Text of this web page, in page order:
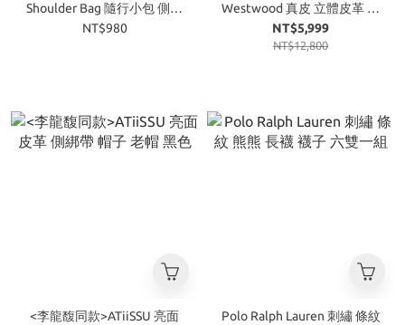
Shoulder Bag 隨行小包 側背
包 三色
NT$980
Westwood 真皮 立體皮革 經
典LOGO 石英機芯 手錶 3色
NT$5,999
NT$12,800
<李龍馥同款>ATiiSSU 亮面 Polo Ralph Lauren 刺繡 條紋